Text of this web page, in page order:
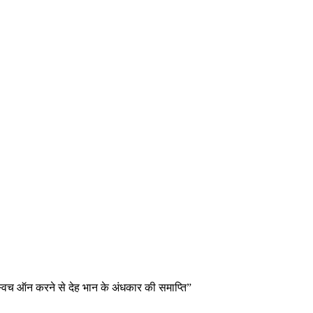
ऑन करने से देह भान के अंधकार की समाप्ति”